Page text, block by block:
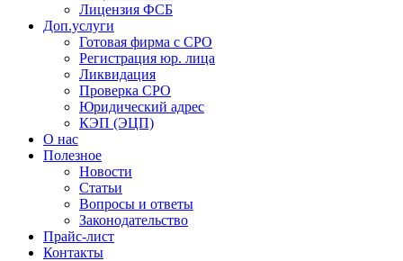
Лицензия ФСБ
Доп.услуги
Готовая фирма с СРО
Регистрация юр. лица
Ликвидация
Проверка СРО
Юридический адрес
КЭП (ЭЦП)
О нас
Полезное
Новости
Статьи
Вопросы и ответы
Законодательство
Прайс-лист
Контакты